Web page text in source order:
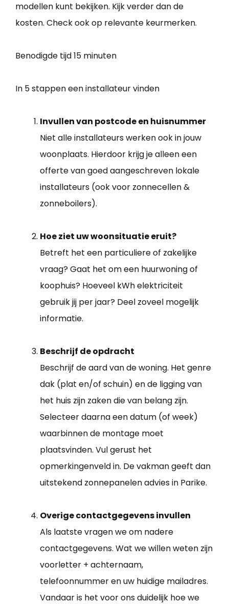
modellen kunt bekijken. Kijk verder dan de
kosten. Check ook op relevante keurmerken.
Benodigde tijd15 minuten
In 5 stappen een installateur vinden
Invullen van postcode en huisnummer
Niet alle installateurs werken ook in jouw
woonplaats. Hierdoor krijg je alleen een
offerte van goed aangeschreven lokale
installateurs (ook voor zonnecellen &
zonneboilers).
Hoe ziet uw woonsituatie eruit?
Betreft het een particuliere of zakelijke
vraag? Gaat het om een huurwoning of
koophuis? Hoeveel kWh elektriciteit
gebruik jij per jaar? Deel zoveel mogelijk
informatie.
Beschrijf de opdracht
Beschrijf de aard van de woning. Het genre
dak (plat en/of schuin) en de ligging van
het huis zijn zaken die van belang zijn.
Selecteer daarna een datum (of week)
waarbinnen de montage moet
plaatsvinden. Vul gerust het
opmerkingenveld in. De vakman geeft dan
uitstekend zonnepanelen advies in Parike.
Overige contactgegevens invullen
Als laatste vragen we om nadere
contactgegevens. Wat we willen weten zijn
voorletter + achternaam,
telefoonnummer en uw huidige mailadres.
Vandaar is het voor ons duidelijk hoe we